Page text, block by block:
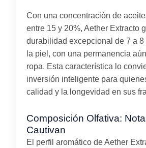
Con una concentración de
entre 15 y 20%, Aether Extracto
durabilidad excepcional de 7 a 8
la piel, con una permanencia
ropa. Esta característica lo
inversión inteligente para
calidad y la longevidad en sus
Composición Olfativa:
Cautivan
El perfil aromático de Aether